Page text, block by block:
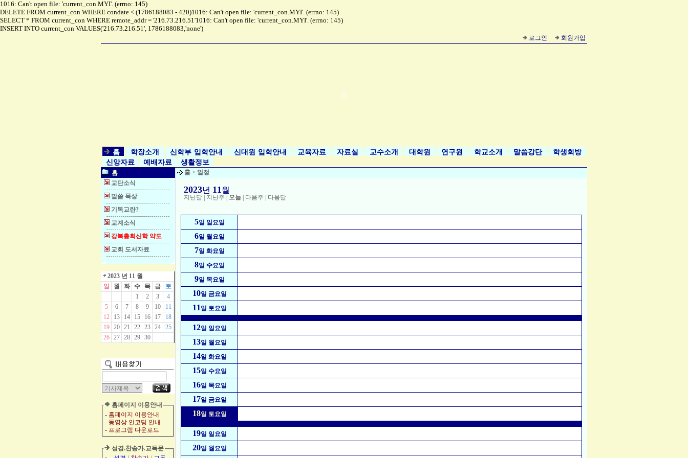
1016: Can't open file: 'current_con.MYI'. (errno: 145)
DELETE FROM current_con WHERE condate < (1786188083 - 420)1016: Can't open file: 'current_con.MYI'. (errno: 145)
SELECT * FROM current_con WHERE remote_addr = '216.73.216.51'1016: Can't open file: 'current_con.MYI'. (errno: 145)
INSERT INTO current_con VALUES('216.73.216.51', 1786188083,'none')
로그인 회원가입
홈 학장소개 신학부 입학안내 신대원 입학안내 교육자료 자료실 교수소개 대학원 연구원 학교소개 말씀강단
학생회방
신앙자료
예배자료 생활정보
홈
교단소식
말씀 묵상
기독교란?
교계소식
강북총회신학 약도
교회 도서자료
2023 년 11 월
일
월 화 수 목 금
토
1
2 3
4
5
6 7 8 9 10
11
12
13 14 15 16 17
18
19
20 21 22 23 24
25
26
27 28 29 30
홈페이지 이용안내
- 홈페이지 이용안내
- 동영상 인코딩 안내
- 프로그램 다운로드
성경.찬송가.교독문
홈 > 일정
2023년 11월
지난달 지난주 오늘 다음주 다음달
5일 일요일
6일 월요일
7일 화요일
8일 수요일
9일 목요일
10일 금요일
11일 토요일
12일 일요일
13일 월요일
14일 화요일
15일 수요일
16일 목요일
17일 금요일
18일 토요일
19일 일요일
20일 월요일